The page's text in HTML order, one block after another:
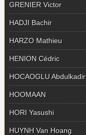
GRENIER Victor
HADJI Bachir
HARZO Mathieu
HENION Cédric
HOCAOGLU Abdulkadir
HOOMAAN
HORI Yasushi
HUYNH Van Hoang